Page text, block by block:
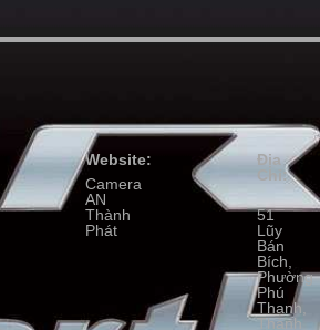
Website:
Camera
AN
Thành
Phát
Địa
Chỉ:
51
Lũy
Bán
Bích,
Phường
Phú
Thạnh,
Thành